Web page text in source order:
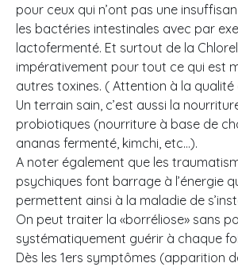
pour ceux qui n’ont pas une
les bactéries intestinales avec par
lactofermenté. Et surtout de la
impérativement pour tout ce qui est
autres toxines. ( Attention à la qualité
Un terrain sain, c’est aussi la
probiotiques (nourriture à base de
ananas fermenté, kimchi, etc…).
A noter également que les
psychiques font barrage à l’énergie
permettent ainsi à la maladie de
On peut traiter la «borréliose» sans
systématiquement guérir à chaque
Dès les 1ers symptômes (apparition